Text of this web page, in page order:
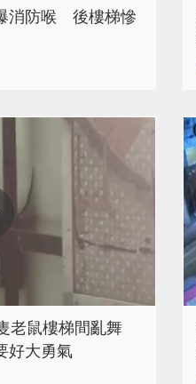
消防喉 後樓梯慘
老鼠樓梯間亂舞
好大勇氣